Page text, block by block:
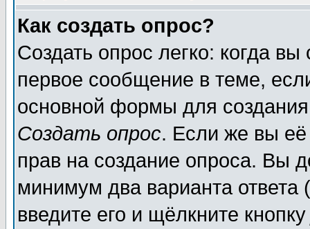
Как создать опрос?
Создать опрос легко: когда
первое сообщение в теме,
основной формы для
Создать опрос. Если же вы её
прав на создание опроса. Вы
минимум два варианта ответа
введите его и щёлкните